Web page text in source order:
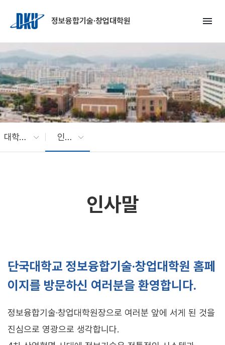
정보융합기술·창업대학원
menu
대학원 소개 인사말
인사말
단국대학교 정보융합기술·창업대학원 홈페
이지를 방문하신 여러분을 환영합니다.
정보융합기술·창업대학원장으로 여러분 앞에 서게 된 것을
진심으로 영광으로 생각합니다.